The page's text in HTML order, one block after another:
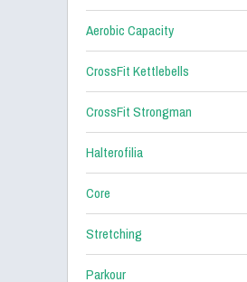
Aerobic Capacity
CrossFit Kettlebells
CrossFit Strongman
Halterofilia
Core
Stretching
Parkour